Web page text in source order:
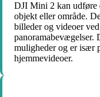
DJI Mini 2 kan
objekt eller område.
billeder og videoer
panoramabevægelser.
muligheder og er især
hjemmevideoer.